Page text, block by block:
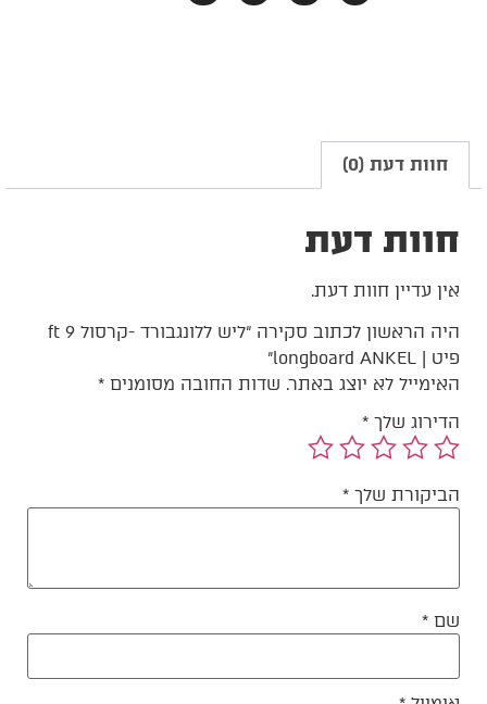
חוות דעת (0)
חוות דעת
אין עדיין חוות דעת.
היה הראשון לכתוב סקירה “ליש ללונגבורד -קרסול 9 ft
פיט | longboard ANKEL”
האימייל לא יוצג באתר. שדות החובה מסומנים *
הדירוג שלך *
הביקורת שלך *
שם *